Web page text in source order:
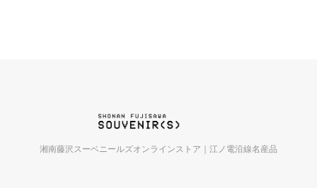
湘南藤沢スーベニールズオンラインストア｜江ノ電沿線名産品